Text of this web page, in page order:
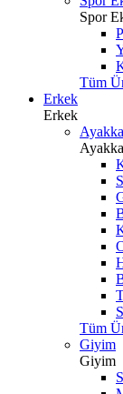
Spor
Tüm
Erkek
Erkek
Tüm
Giyim
Giyim